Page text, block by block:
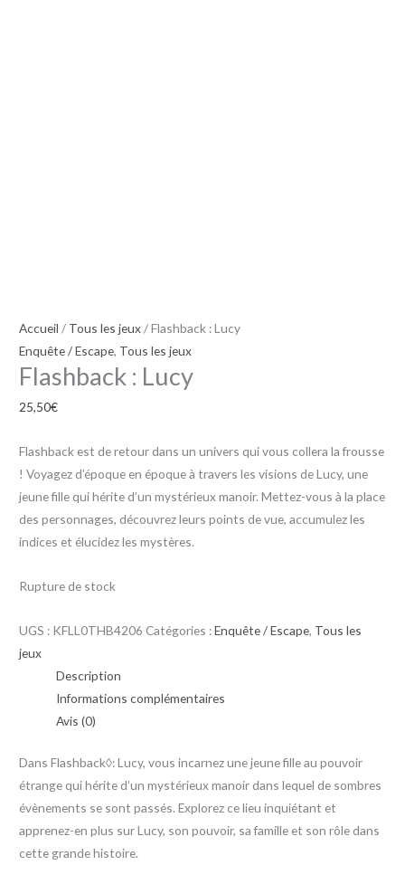
Accueil / Tous les jeux/ Flashback : Lucy
Enquête / Escape, Tous les jeux
Flashback : Lucy
25,50€
Flashback est de retour dans un univers qui vous collera la frousse
! Voyagez d’époque en époque à travers les visions de Lucy, une
jeune fille qui hérite d’un mystérieux manoir. Mettez-vous à la place
des personnages, découvrez leurs points de vue, accumulez les
indices et élucidez les mystères.
Rupture de stock
UGS : KFLL0THB4206 Catégories :Enquête / Escape, Tous les
jeux
Description
Informations complémentaires
Avis (0)
Dans Flashback◊: Lucy, vous incarnez une jeune fille au pouvoir
étrange qui hérite d’un mystérieux manoir dans lequel de sombres
évènements se sont passés. Explorez ce lieu inquiétant et
apprenez-en plus sur Lucy, son pouvoir, sa famille et son rôle dans
cette grande histoire.